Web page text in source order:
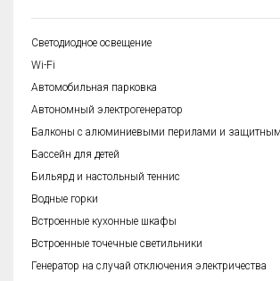
Cветодиодное освещение
Wi-Fi
Автомобильная парковка
Автономный электрогенератор
Балконы с алюминиевыми перилами и защитным
Бассейн для детей
Бильярд и настольный теннис
Водные горки
Встроенные кухонные шкафы
Встроенные точечные светильники
Генератор на случай отключения электричества